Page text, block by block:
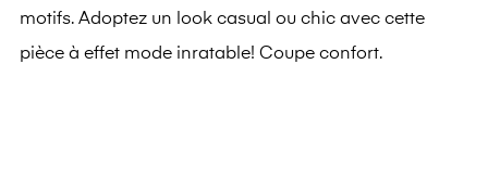
motifs. Adoptez un look casual ou chic avec cette
pièce à effet mode inratable! Coupe confort.